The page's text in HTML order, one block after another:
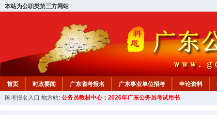
本站为公职类第三方网站
首页 时政要闻 广东省考报名 广东事业单位招考 申论资料
国考报名入口 地方站: 公务员教材中心：2026年广东公务员考试用书